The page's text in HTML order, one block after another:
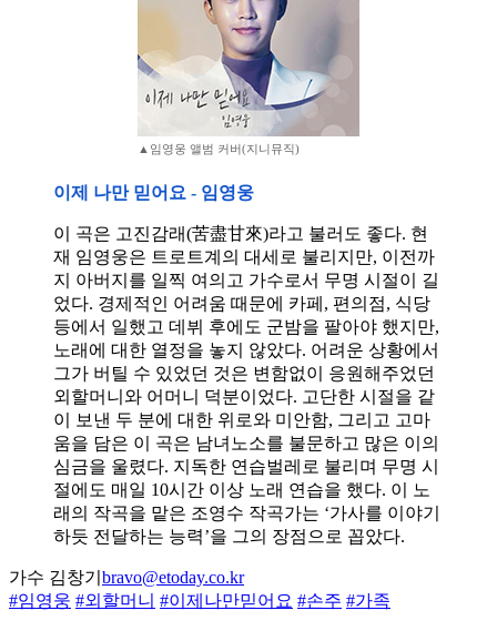
▲임영웅 앨범 커버(지니뮤직)
이제 나만 믿어요 - 임영웅
이 곡은 고진감래(苦盡甘來)라고 불러도 좋다. 현
재 임영웅은 트로트계의 대세로 불리지만, 이전까
지 아버지를 일찍 여의고 가수로서 무명 시절이 길
었다. 경제적인 어려움 때문에 카페, 편의점, 식당
등에서 일했고 데뷔 후에도 군밤을 팔아야 했지만,
노래에 대한 열정을 놓지 않았다. 어려운 상황에서
그가 버틸 수 있었던 것은 변함없이 응원해주었던
외할머니와 어머니 덕분이었다. 고단한 시절을 같
이 보낸 두 분에 대한 위로와 미안함, 그리고 고마
움을 담은 이 곡은 남녀노소를 불문하고 많은 이의
심금을 울렸다. 지독한 연습벌레로 불리며 무명 시
절에도 매일 10시간 이상 노래 연습을 했다. 이 노
래의 작곡을 맡은 조영수 작곡가는 ‘가사를 이야기
하듯 전달하는 능력’을 그의 장점으로 꼽았다.
가수 김창기 bravo@etoday.co.kr
#임영웅 #외할머니 #이제나만믿어요 #손주 #가족